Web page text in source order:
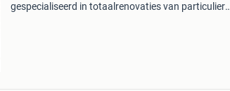
gespecialiseerd in totaalrenovaties van particuliere